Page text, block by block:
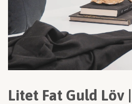
Litet Fat Guld Löv